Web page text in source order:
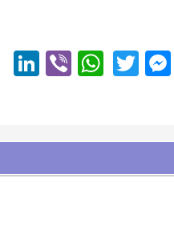
Messenger